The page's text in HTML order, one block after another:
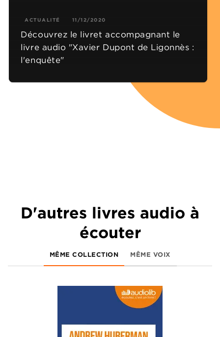
ACTUALITÉ 11/12/2020
Découvrez le livret accompagnant le
livre audio "Xavier Dupont de Ligonnès :
l'enquête"
D'autres livres audio à
écouter
MÊME COLLECTION MÊME VOIX